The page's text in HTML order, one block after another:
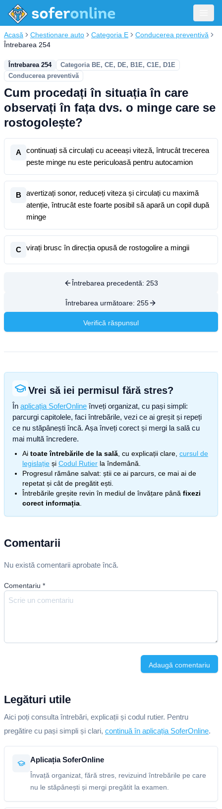
Acasă Chestionare auto Categoria E
Conducerea preventivă
Întrebarea 254
Întrebarea 254
Categoria BE, CE, DE, B1E, C1E, D1E
Conducerea preventivă
Cum procedați în situația în care
observați în fața dvs. o minge care se
rostogolește?
A
continuați să circulați cu aceeași viteză, întrucât trecerea
peste minge nu este periculoasă pentru autocamion
B
avertizați sonor, reduceți viteza și circulați cu maximă
atenție, întrucât este foarte posibil să apară un copil după
minge
C virați brusc în direcția opusă de rostogolire a mingii
Întrebarea precedentă: 253
Întrebarea următoare: 255
Verifică răspunsul
Vrei să iei permisul fără stres?
În aplicația SoferOnline înveți organizat, cu pași simpli:
parcurgi capitolele, faci întrebările, vezi ce ai greșit și repeți
ce nu stăpânești încă. Așa înveți corect și mergi la sală cu
mai multă încredere.
Ai toate întrebările de la sală , cu explicații clare, cursul de
legislație și Codul Rutier la îndemână.
Progresul rămâne salvat: știi ce ai parcurs, ce mai ai de
repetat și cât de pregătit ești.
Întrebările greșite revin în mediul de învățare până fixezi
corect informația
Comentarii
Nu există comentarii aprobate încă.
Comentariu *
Adaugă comentariu
Legături utile
Aici poți consulta întrebări, explicații și codul rutier. Pentru
pregătire cu pași simpli și clari, continuă în aplicația SoferOnline.
Aplicația SoferOnline
Învață organizat, fără stres, revizuind întrebările pe care
nu le stăpânești și mergi pregătit la examen.